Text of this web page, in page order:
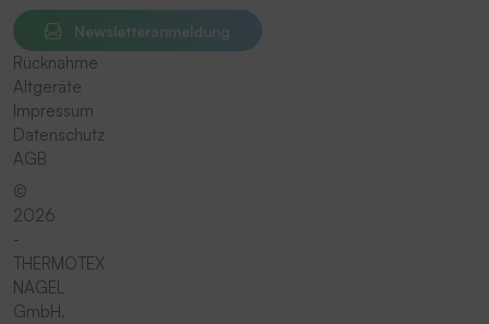
Newsletteranmeldung
Rücknahme
Altgeräte
Impressum
Datenschutz
AGB
©
2026
-
THERMOTEX
NAGEL
GmbH.